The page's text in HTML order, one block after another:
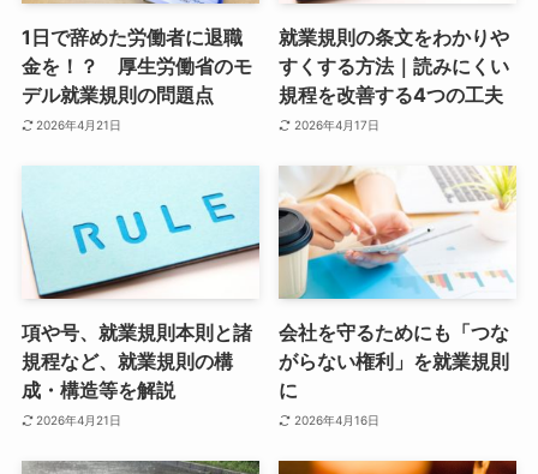
1日で辞めた労働者に退職
金を！？ 厚生労働省のモ
デル就業規則の問題点
2026年4月21日
就業規則の条文をわかりや
すくする方法｜読みにくい
規程を改善する4つの工夫
2026年4月17日
項や号、就業規則本則と諸
規程など、就業規則の構
成・構造等を解説
2026年4月21日
会社を守るためにも「つな
がらない権利」を就業規則
に
2026年4月16日